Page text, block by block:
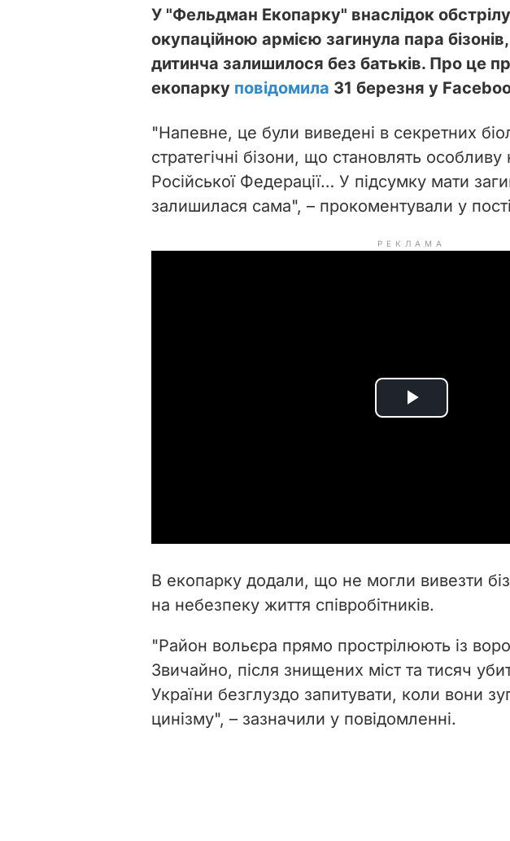
У "Фельдман Екопарку" внаслідок
окупаційною армією загинула пара
дитинча залишилося без батьків. Про це
екопарку повідомила 31 березня у
"Напевне, це були виведені в секретних
стратегічні бізони, що становлять
Російської Федерації… У підсумку мати
залишилася сама", – прокоментували у
РЕКЛАМА
P
i
d
e
o
В екопарку додали, що не могли вивезти
на небезпеку життя співробітників.
"Район вольєра прямо прострілюють із
Звичайно, після знищених міст та тисяч
України безглуздо запитувати, коли вони
цинізму", – зазначили у повідомленні.